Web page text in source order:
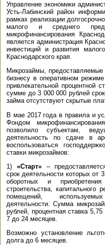
Управление экономики
Усть-Лабинский район
рамках реализации
малого и среднего
микрофинансирования
является администрация
инвестиций и развития
Краснодарского края.
Микрозаймы,
бизнесу в оперативном
привлекательной процентной
сумме до 3 000 000 рублей
займа отсутствуют скрытые
В мае 2017 года в правила и
Фондом
позволило субъектам,
деятельность по сдаче в
воспользоваться
ставки микрозаймов:
1) «Старт»–
срок деятельности которых от
оборотных и
строительства, капитального
помещений,
деятельности. Сумма
рублей, процентная ставка
7 до 24 месяцев.
Возможно установление
долга до 6 месяцев.